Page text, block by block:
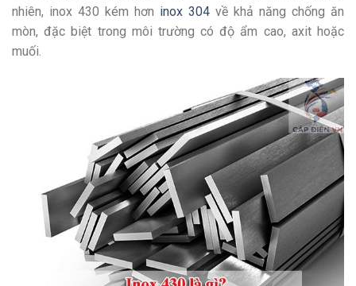
nhiên, inox 430 kém hơn inox 304 về khả năng chống ăn
mòn, đặc biệt trong môi trường có độ ẩm cao, axit hoặc
muối.